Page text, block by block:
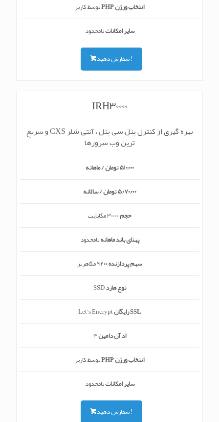
انتخاب ورژن PHP
توسط کاربر
سایر امکاناتنامحدود
سفارش دهید !
IRH30000
بهره گیری از کنترل پنل سی پنل ، آنتی شلر CXS و سریع
ترین وب سرورها
510,000 تومان / ماهانه
5,070,000 تومان / سالانه
حجم
پهنای باند ماهانهنامحدود
سهم پردازنده92۰۰ مگاهرتز
نوع هاردSSD
SSL رایگان
Let's Encrypt
اد آن دامین3
انتخاب ورژن PHP
توسط کاربر
سایر امکاناتنامحدود
سفارش دهید !